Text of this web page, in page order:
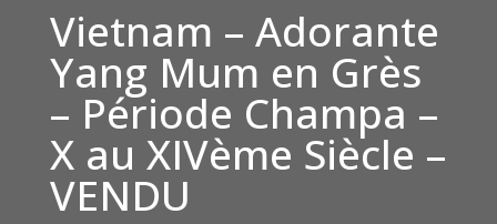
Vietnam – Adorante
Yang Mum en Grès
– Période Champa –
X au XIVème Siècle –
VENDU